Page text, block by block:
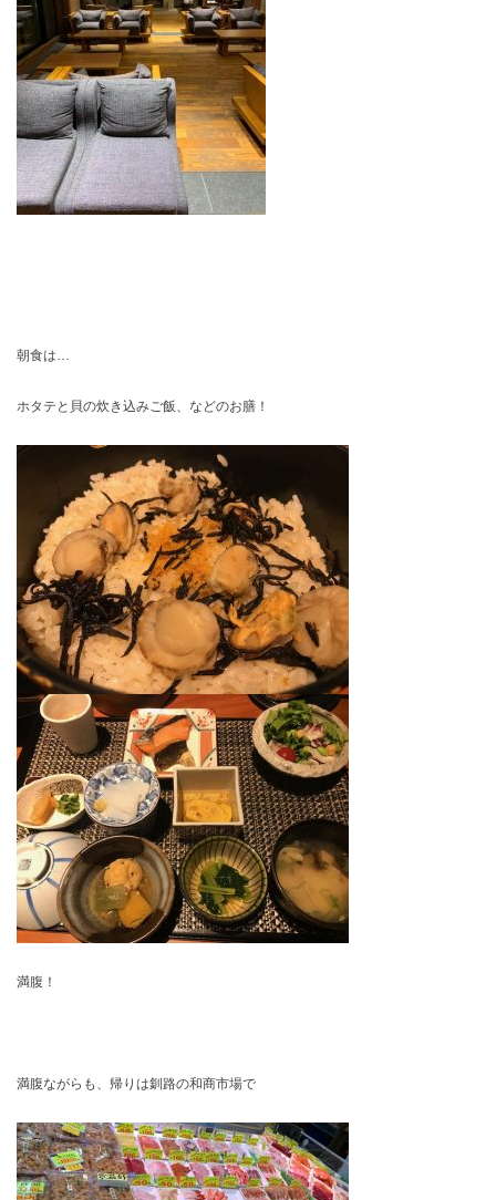
朝食は…
ホタテと貝の炊き込みご飯、などのお膳！
満腹！
満腹ながらも、帰りは釧路の和商市場で